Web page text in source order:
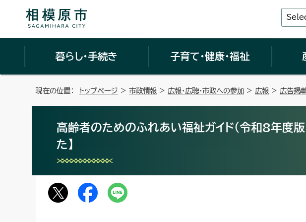
暮らし・手続き 子育て・健康・福祉
現在の位置： トップページ > 市政情報 > 広報・広聴・市政への参加 > 広報 > 広告掲
高齢者のためのふれあい福祉ガイド（令和8年度版
た】